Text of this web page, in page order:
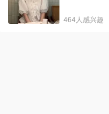
464人感兴趣